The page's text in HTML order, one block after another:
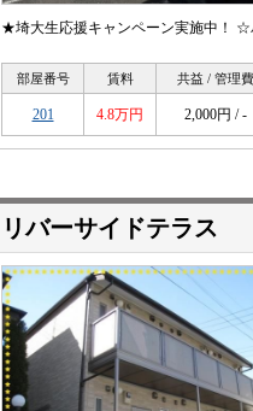
★埼大生応援キャンペーン実施中！
部屋番号 賃料 共益 / 管理費
201 4.8万円 2,000円 / -
リバーサイドテラス